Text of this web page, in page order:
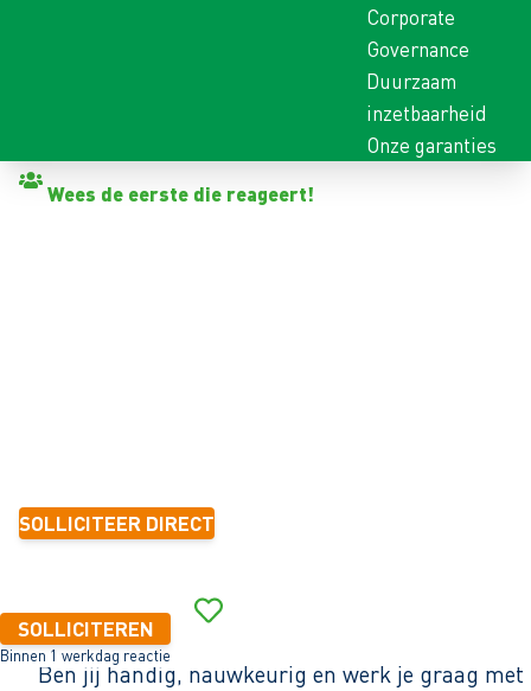
Corporate
Governance
Duurzaam
inzetbaarheid
Onze garanties
Wees de eerste die reageert!
SOLLICITEER DIRECT
SOLLICITEREN
Binnen 1 werkdag reactie
Ben jij handig, nauwkeurig en werk je graag